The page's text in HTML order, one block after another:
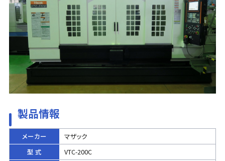
製品情報
メーカー
マザック
型 式
VTC-200C